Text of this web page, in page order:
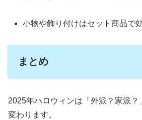
小物や飾り付けはセット商品で
まとめ
2025年ハロウィンは「外派？家派
変わります。